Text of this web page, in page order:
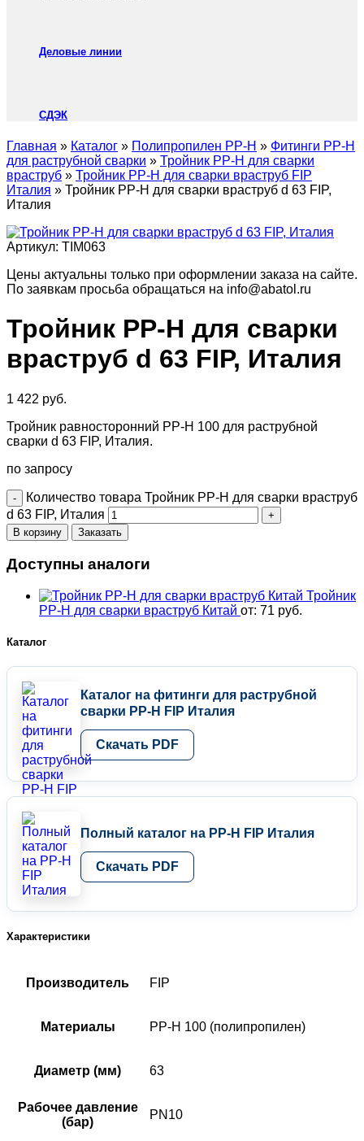
Деловые линии
СДЭК
Главная » Каталог » Полипропилен PP-H » Фитинги PP-H
для раструбной сварки » Тройник PP-H для сварки
враструб » Тройник PP-H для сварки враструб FIP
Италия » Тройник PP-H для сварки враструб d 63 FIP,
Италия
Артикул: TIM063
Цены актуальны только при оформлении заказа на сайте.
По заявкам просьба обращаться на info@abatol.ru
Тройник PP-H для сварки
враструб d 63 FIP, Италия
1 422 руб.
Тройник равносторонний PP-H 100 для раструбной
сварки d 63 FIP, Италия.
по запросу
Количество товара Тройник PP-H для сварки враструб
d 63 FIP, Италия
В корзину Заказать
Доступны аналоги
Тройник
PP-H для сварки враструб Китай от: 71 руб.
Каталог
Каталог на фитинги для раструбной
сварки PP-H FIP Италия
Скачать PDF
Полный каталог на PP-H FIP Италия
Скачать PDF
Характеристики
Производитель FIP
Материалы PP-H 100 (полипропилен)
Диаметр (мм) 63
Рабочее давление
(бар)
PN10